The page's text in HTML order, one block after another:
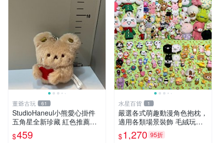
董爺古玩 61
StudioHaneul小熊愛心掛件
五角星全新珍藏 紅色推薦收
藏 玩具掛飾 掛件 新品
$459
水星百貨 1
嚴選各式萌趣動漫角色抱枕，
適用各類場景裝飾 毛絨玩
具、卡通抱枕、趣味玩偶
$1,270 95折